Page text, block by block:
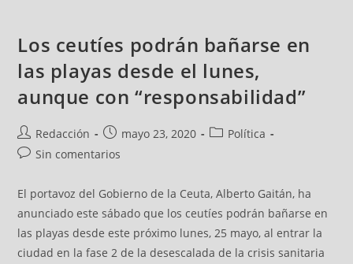
Los ceutíes podrán bañarse en
las playas desde el lunes,
aunque con “responsabilidad”
Redacción mayo 23, 2020
Política
Sin comentarios
El portavoz del Gobierno de la Ceuta, Alberto Gaitán, ha
anunciado este sábado que los ceutíes podrán bañarse en
las playas desde este próximo lunes, 25 mayo, al entrar la
ciudad en la fase 2 de la desescalada de la crisis sanitaria